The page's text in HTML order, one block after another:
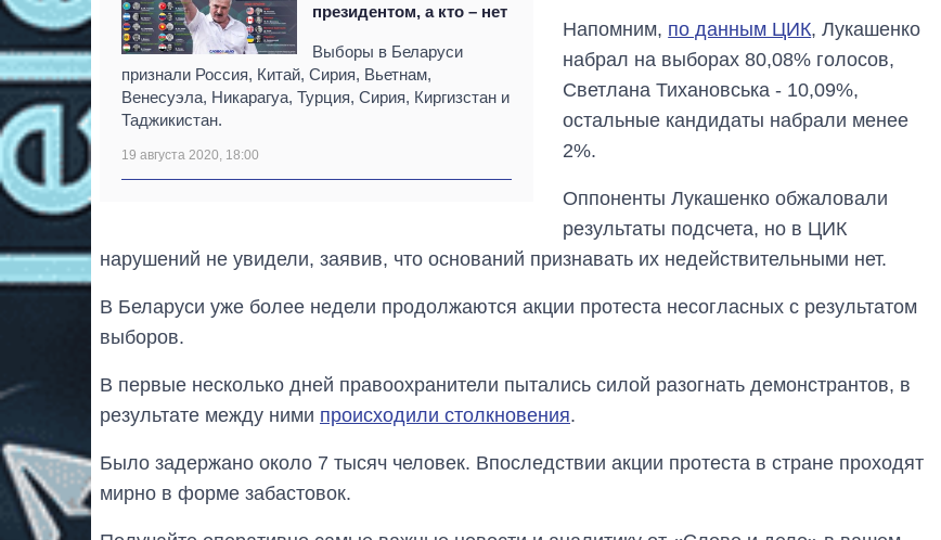
президентом, а кто – нет
Выборы в Беларуси
признали Россия, Китай, Сирия, Вьетнам,
Венесуэла, Никарагуа, Турция, Сирия, Киргизстан и
Таджикистан.
19 августа 2020, 18:00
Напомним, по данным ЦИК, Лукашенко
набрал на выборах 80,08% голосов,
Светлана Тихановська - 10,09%,
остальные кандидаты набрали менее
2%.
Оппоненты Лукашенко обжаловали
результаты подсчета, но в ЦИК
нарушений не увидели, заявив, что оснований признавать их недействительными нет.
В Беларуси уже более недели продолжаются акции протеста несогласных с результатом
выборов.
В первые несколько дней правоохранители пытались силой разогнать демонстрантов, в
результате между ними происходили столкновения.
Было задержано около 7 тысяч человек. Впоследствии акции протеста в стране проходят
мирно в форме забастовок.
Дефицит памяти:
последние годы и
на 2027-й